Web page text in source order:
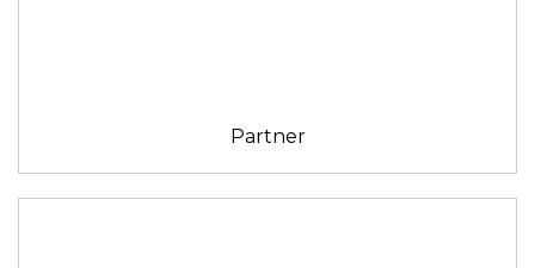
Partner